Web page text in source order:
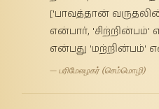
['பாவத்தான்
என்பார்,
என்பது 'மற்றின்பம்'
— பரிமேலழகர் (செம்மொழி)